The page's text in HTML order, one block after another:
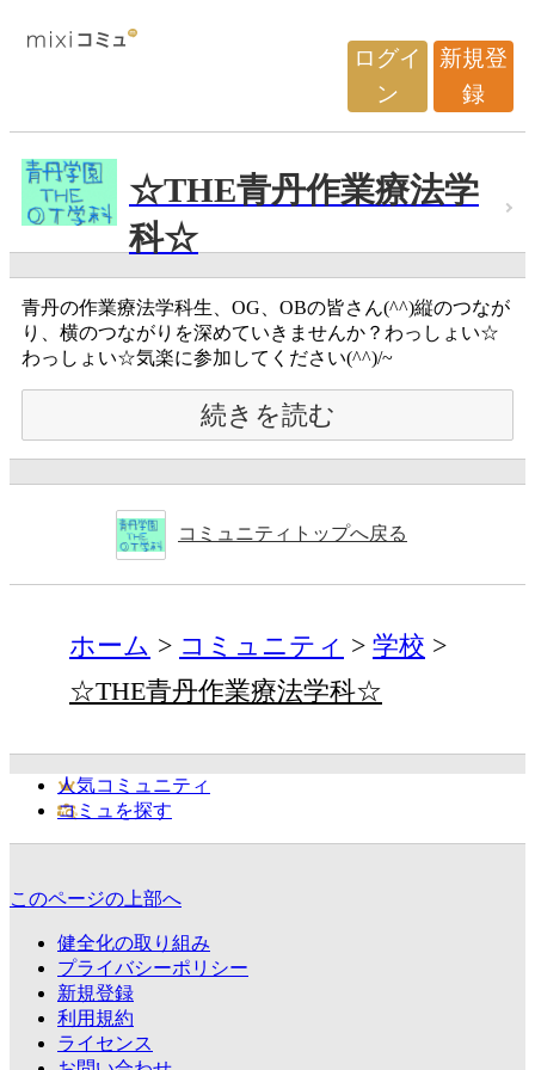
ログイ
ン
新規登
録
☆THE青丹作業療法学
科☆
青丹の作業療法学科生、OG、OBの皆さん(^^)縦のつなが
り、横のつながりを深めていきませんか？わっしょい☆
わっしょい☆気楽に参加してください(^^)/~
続きを読む
コミュニティトップへ戻る
ホーム コミュニティ
学校
☆THE青丹作業療法学科☆
人気コミュニティ
コミュを探す
このページの上部へ
健全化の取り組み
プライバシーポリシー
新規登録
利用規約
ライセンス